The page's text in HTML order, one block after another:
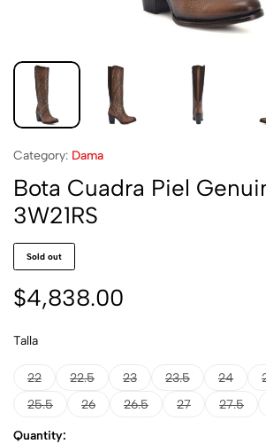
Category: Dama
Bota Cuadra Piel
3W21RS
Sold out
$4,838.00
Talla
22 22.5 23 23.5 24
25.5
26 26.5 27 27.5
Quantity: